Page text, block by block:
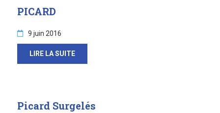
PICARD
9 juin 2016
LIRE LA SUITE
Picard Surgelés